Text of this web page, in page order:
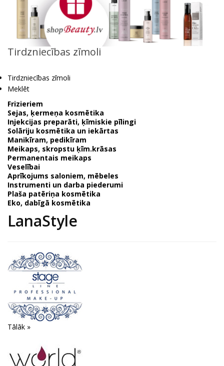
Tirdzniecības zīmoli
Tirdzniecības zīmoli
Meklēt
Frizieriem
Sejas, ķermeņa kosmētika
Injekcijas preparāti, ķīmiskie pīlingi
Solāriju kosmētika un iekārtas
Manikīram, pedikīram
Meikaps, skropstu ķīm.krāsas
Permanentais meikaps
Veselībai
Aprīkojums saloniem, mēbeles
Instrumenti un darba piederumi
Plaša patēriņa kosmētika
Eko, dabīgā kosmētika
LanaStyle
Tālāk »